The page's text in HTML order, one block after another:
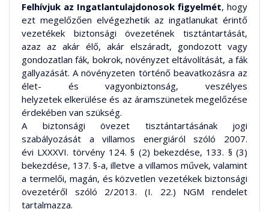
Felhívjuk az Ingatlantulajdonosok figyelmét, hogy
ezt megelőzően elvégezhetik az ingatlanukat érintő
vezetékek biztonsági övezetének tisztántartását,
azaz az akár élő, akár elszáradt, gondozott vagy
gondozatlan fák, bokrok, növényzet eltávolítását, a fák
gallyazását. A növényzeten történő beavatkozásra az
élet- és vagyonbiztonság, veszélyes
helyzetek elkerülése és az áramszünetek megelőzése
érdekében van szükség.
A biztonsági övezet tisztántartásának jogi
szabályozását a villamos energiáról szóló 2007.
évi LXXXVI. törvény 124. § (2) bekezdése, 133. § (3)
bekezdése, 137. §-a, illetve a villamos művek, valamint
a termelői, magán, és közvetlen vezetékek biztonsági
övezetéről szóló 2/2013. (I. 22.) NGM rendelet
tartalmazza.